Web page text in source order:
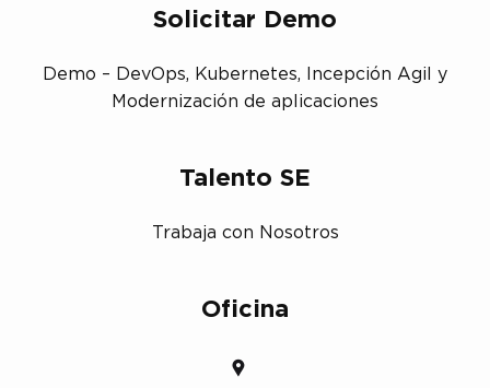
Solicitar Demo
Demo – DevOps, Kubernetes, Incepción Agil y
Modernización de aplicaciones
Talento SE
Trabaja con Nosotros
Oficina